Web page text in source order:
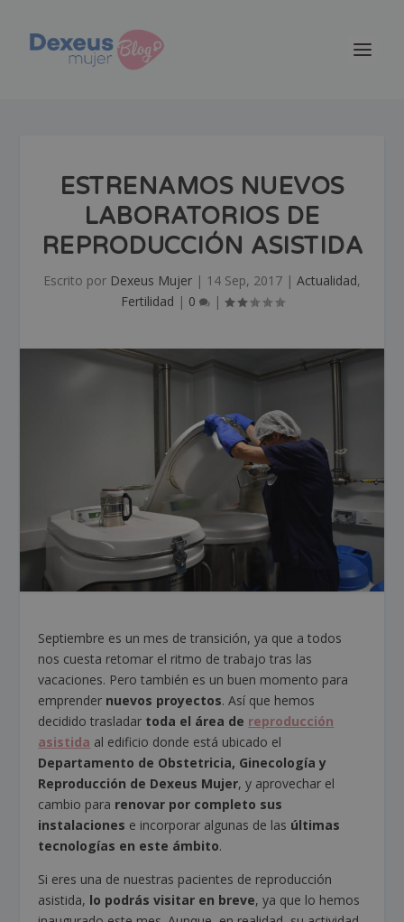
ESTRENAMOS NUEVOS
LABORATORIOS DE
REPRODUCCIÓN ASISTIDA
Escrito por Dexeus Mujer | 14 Sep, 2017 | Actualidad,
Fertilidad | 0 |
Septiembre es un mes de transición, ya que a todos
nos cuesta retomar el ritmo de trabajo tras las
vacaciones. Pero también es un buen momento para
emprender nuevos proyectos. Así que hemos
decidido trasladar toda el área de reproducción
asistida al edificio donde está ubicado el
Departamento de Obstetricia, Ginecología y
Reproducción de Dexeus Mujer, y aprovechar el
cambio para renovar por completo sus
instalaciones e incorporar algunas de las últimas
tecnologías en este ámbito.
Si eres una de nuestras pacientes de reproducción
asistida, lo podrás visitar en breve, ya que lo hemos